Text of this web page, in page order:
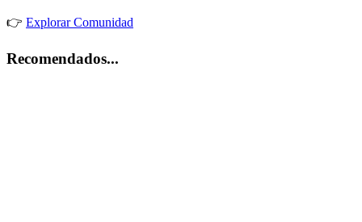
👉 Explorar Comunidad
Recomendados...